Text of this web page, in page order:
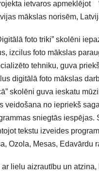
ietvaros apmeklējot
mākslas norisēm,
foto triki” skolēni
izcilus foto mākslas
tehniku, guva
digitālā foto mākslas
skolēni guva ieskatu
veidošana no iepriekš
sniegtās
tekstu izveides
Ozola, Mesas, Edavārdu
lielu aizrautību un